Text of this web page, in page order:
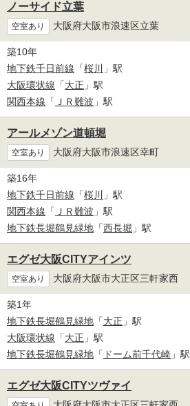
ノーサイド立葉
空室あり 大阪府大阪市浪速区立葉
築10年
地下鉄千日前線 「桜川 」駅
大阪環状線 「大正 」駅
関西本線 「 ＪＲ難波 」駅
アールメゾン道頓堀
空室あり 大阪府大阪市浪速区幸町
築16年
地下鉄千日前線 「桜川 」駅
関西本線 「 ＪＲ難波 」駅
地下鉄長堀鶴見緑地 「西長堀 」駅
エグゼ大阪CITYアインツ
空室あり 大阪府大阪市大正区三軒家西
築1年
地下鉄長堀鶴見緑地 「大正 」駅
大阪環状線 「大正 」駅
地下鉄長堀鶴見緑地 「 ドーム前千代崎 」駅
エグゼ大阪CITYツヴァイ